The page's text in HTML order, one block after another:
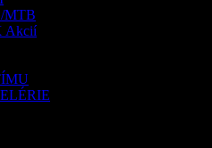
MTB
Akcií